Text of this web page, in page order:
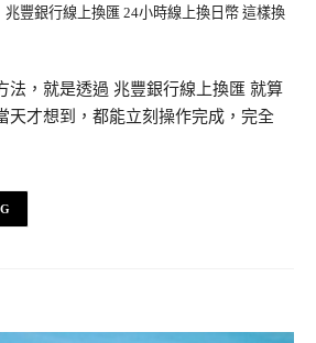
法，就是透過 兆豐銀行線上換匯 就算
天才想到，都能立刻操作完成，完全